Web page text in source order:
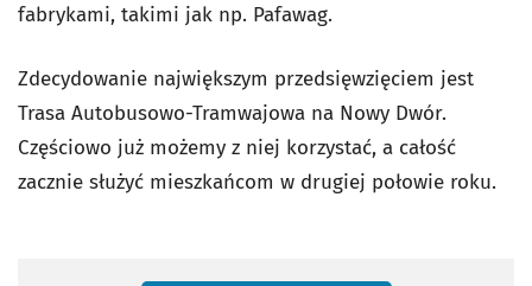
fabrykami, takimi jak np. Pafawag.
Zdecydowanie największym przedsięwzięciem jest
Trasa Autobusowo-Tramwajowa na Nowy Dwór.
Częściowo już możemy z niej korzystać, a całość
zacznie służyć mieszkańcom w drugiej połowie roku.